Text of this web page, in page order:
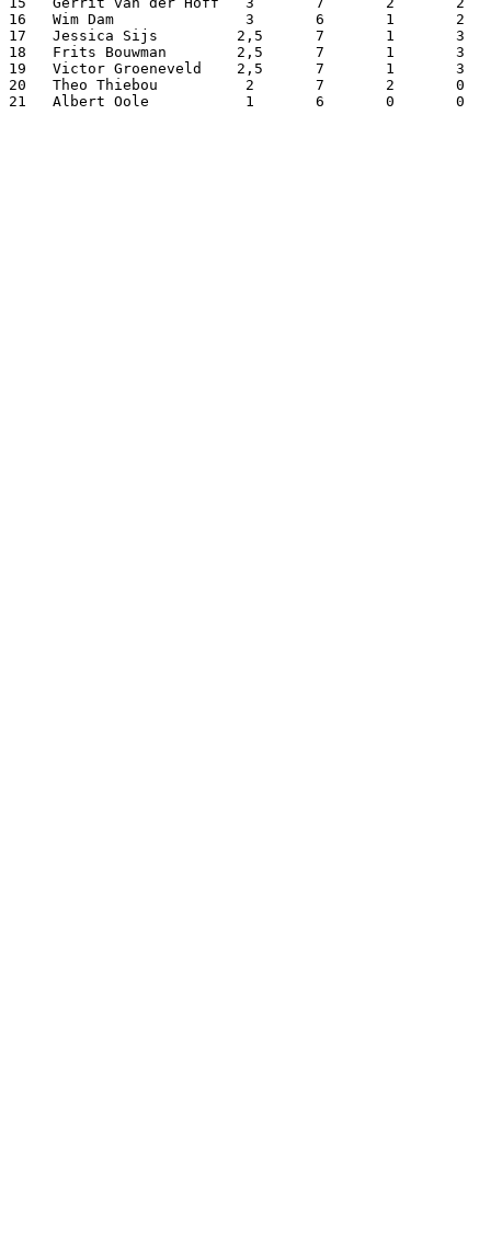
16   Wim Dam               3       6       1       2
17   Jessica Sijs         2,5      7       1       3
18   Frits Bouwman        2,5      7       1       3
19   Victor Groeneveld    2,5      7       1       3
20   Theo Thiebou          2       7       2       0
21   Albert Oole           1       6       0       0